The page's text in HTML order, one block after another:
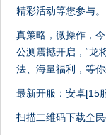
精彩活动等您参与。
真策略，微操作，
公测震撼开启，“龙
法、海量福利，等你
最新开服：安卓[15
扫描二维码下载全